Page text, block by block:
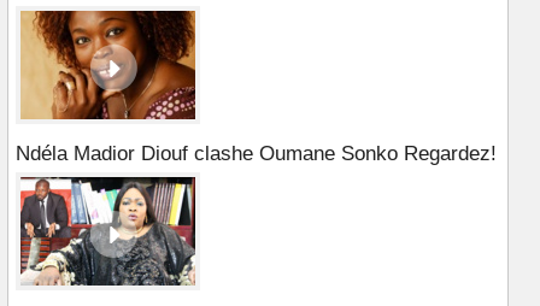
Ndéla Madior Diouf clashe Oumane Sonko Regardez!